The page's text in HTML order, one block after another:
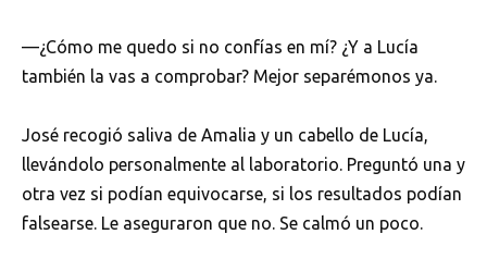
—¿Cómo me quedo si no confías en mí? ¿Y a Lucía
también la vas a comprobar? Mejor separémonos ya.
José recogió saliva de Amalia y un cabello de Lucía,
llevándolo personalmente al laboratorio. Preguntó una y
otra vez si podían equivocarse, si los resultados podían
falsearse. Le aseguraron que no. Se calmó un poco.